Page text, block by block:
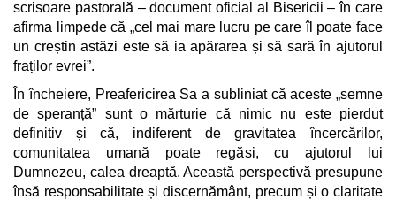
scrisoare pastorală – document oficial al Bisericii – în care
afirma limpede că „cel mai mare lucru pe care îl poate face
un creștin astăzi este să ia apărarea și să sară în ajutorul
fraților evrei”.
În încheiere, Preafericirea Sa a subliniat că aceste „semne
de speranță” sunt o mărturie că nimic nu este pierdut
definitiv și că, indiferent de gravitatea încercărilor,
comunitatea umană poate regăsi, cu ajutorul lui
Dumnezeu, calea dreaptă. Această perspectivă presupune
însă responsabilitate și discernământ, precum și o claritate